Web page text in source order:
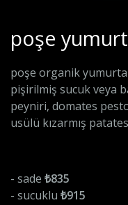
poşe
poşe organik
pişirilmiş sucuk veya
peyniri, domates
usülü kızarmış patates
- sade ₺835
- sucuklu ₺915